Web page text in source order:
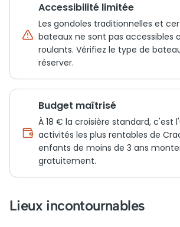
Accessibilité limitée
Les gondoles traditionnelles et
bateaux ne sont pas accessibles
roulants. Vérifiez le type de
réserver.
Budget maîtrisé
À 18 € la croisière standard, c'est
activités les plus rentables de
enfants de moins de 3 ans
gratuitement.
Lieux incontournables